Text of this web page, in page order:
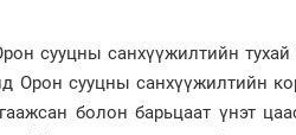
сууцны санхүүжилтийн тухай
Орон сууцны санхүүжилтийн
болон барьцаат үнэт